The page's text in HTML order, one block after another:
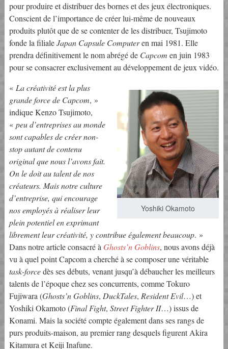
pour produire et distribuer des bornes et des jeux électroniques.
Conscient de l’importance de créer lui-même de nouveaux
produits plutôt que de se contenter de les distribuer, Tsujimoto
fonde la filialeJapan Capsule Computeren mai 1981. Elle
prendra définitivement le nom abrégé de Capcom en juin 1983
pour se consacrer exclusivement au développement de jeux vidéo.
Yoshiki Okamoto
« La créativité est la plus
grande force de Capcom, »
indique Kenzo Tsujimoto,
« peu d’entreprises au monde
sont capables de créer non-
stop autant de contenu
original que nous l’avons fait.
On le doit au talent de nos
créateurs. Mais notre culture
d’entreprise, qui encourage
nos employés à réaliser leur
plein potentiel en exprimant
librement leur créativité, y contribue également beaucoup. »
Dans notre article consacré àGhosts’n Goblins, nous avons déjà
vu à quel point Capcom a cherché à se composer une véritable
task-forcedès ses débuts, venant jusqu’à débaucher les meilleurs
talents de l’époque chez ses concurrents, comme Tokuro
Fujiwara (Ghosts’n Goblins, DuckTales, Resident Evil…) et
Yoshiki Okamoto (Final Fight, Street Fighter II…) issus de
Konami. Mais la société compte également dans ses rangs de
purs produits-maison, au premier rang desquels figurent Akira
Kitamura et Keiji Inafune.